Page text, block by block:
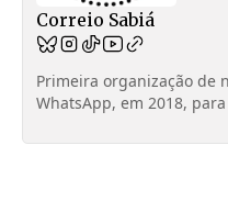
Correio Sabiá
Primeira organização de
WhatsApp, em 2018,